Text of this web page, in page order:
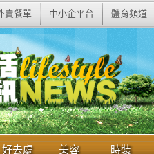
賣餐單 中小企平台 體育頻道
好去處 美容 時裝